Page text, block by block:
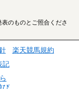
のものとご照合くださ
楽天競馬規約
記
び